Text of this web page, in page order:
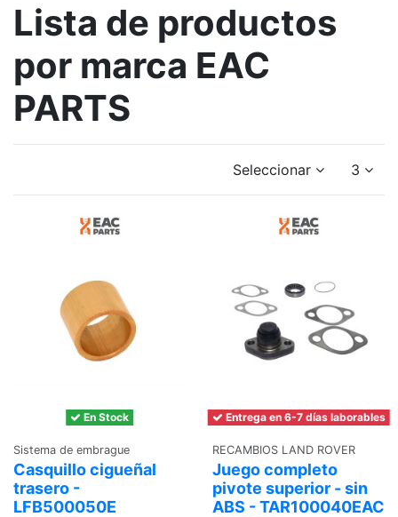
Lista de productos
por marca EAC
PARTS
Seleccionar 3
En Stock
Sistema de embrague
Casquillo cigueñal
trasero -
LFB500050E
Entrega en 6-7 días laborables
RECAMBIOS LAND ROVER
Juego completo
pivote superior - sin
ABS - TAR100040EAC